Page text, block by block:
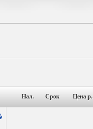
Нал. Срок Цена p.